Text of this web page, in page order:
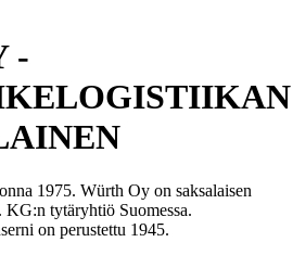
-
1975. Würth Oy on saksalaisen
tytäryhtiö Suomessa.
on perustettu 1945.